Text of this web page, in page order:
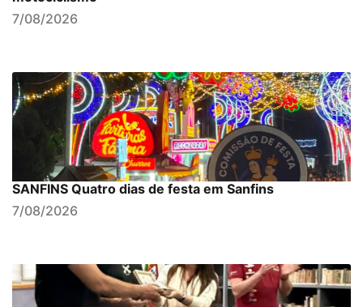
7/08/2026
SANFINS Quatro dias de festa em Sanfins
7/08/2026